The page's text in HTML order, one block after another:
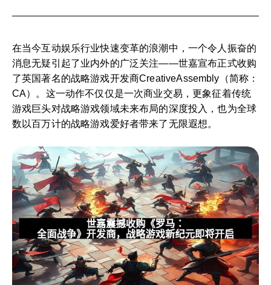
在当今互动娱乐行业快速变革的浪潮中，一个令人振奋的
消息无疑引起了业内外的广泛关注——世嘉宣布正式收购
了英国著名的战略游戏开发商CreativeAssembly（简称：
CA）。这一动作不仅仅是一次商业交易，更象征着传统
游戏巨头对战略游戏领域未来布局的深度投入，也为全球
数以百万计的战略游戏爱好者带来了无限遐想。